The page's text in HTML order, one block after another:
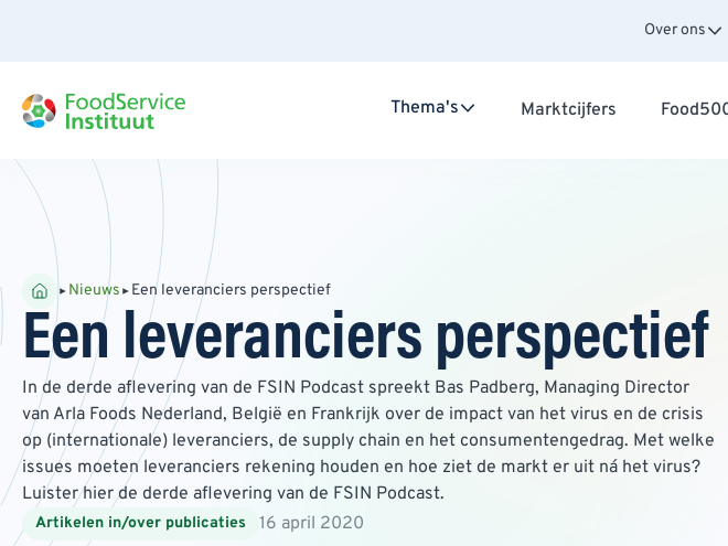
Over ons
Thema's Marktcijfers
Nieuws Een leveranciers perspectief
Een leveranciers perspectief
In de derde aflevering van de FSIN Podcast spreekt Bas Padberg, Managing Director
van Arla Foods Nederland, België en Frankrijk over de impact van het virus en de crisis
op (internationale) leveranciers, de supply chain en het consumentengedrag. Met welke
issues moeten leveranciers rekening houden en hoe ziet de markt er uit ná het virus?
Luister hier de derde aflevering van de FSIN Podcast.
Artikelen in/over publicaties 16 april 2020